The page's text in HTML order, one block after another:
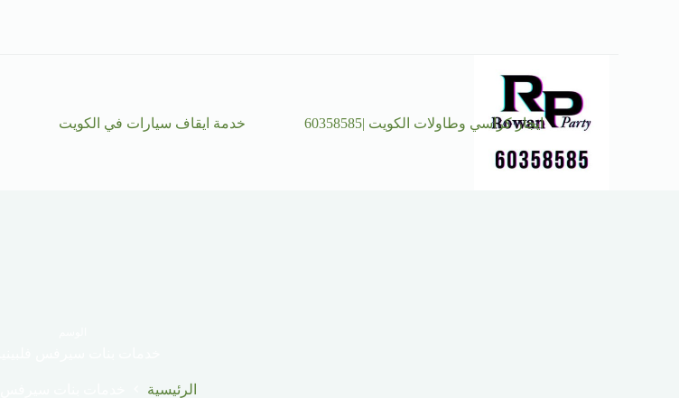
ايجار كراسي وطاولات الكويت |60358585 خدمة ايقاف سيارات في الكويت
الرئيسية